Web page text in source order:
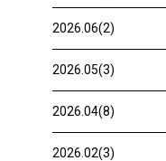
2026.06(2)
2026.05(3)
2026.04(8)
2026.02(3)